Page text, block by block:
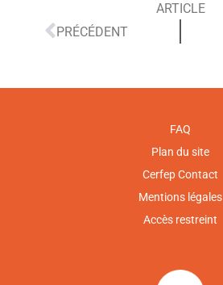
ARTICLE
PRÉCÉDENT
FAQ
Plan du site
Cerfep Contact
Mentions légales
Accès restreint